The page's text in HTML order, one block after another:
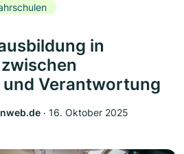
in
Verantwortung
‧ 16. Oktober 2025